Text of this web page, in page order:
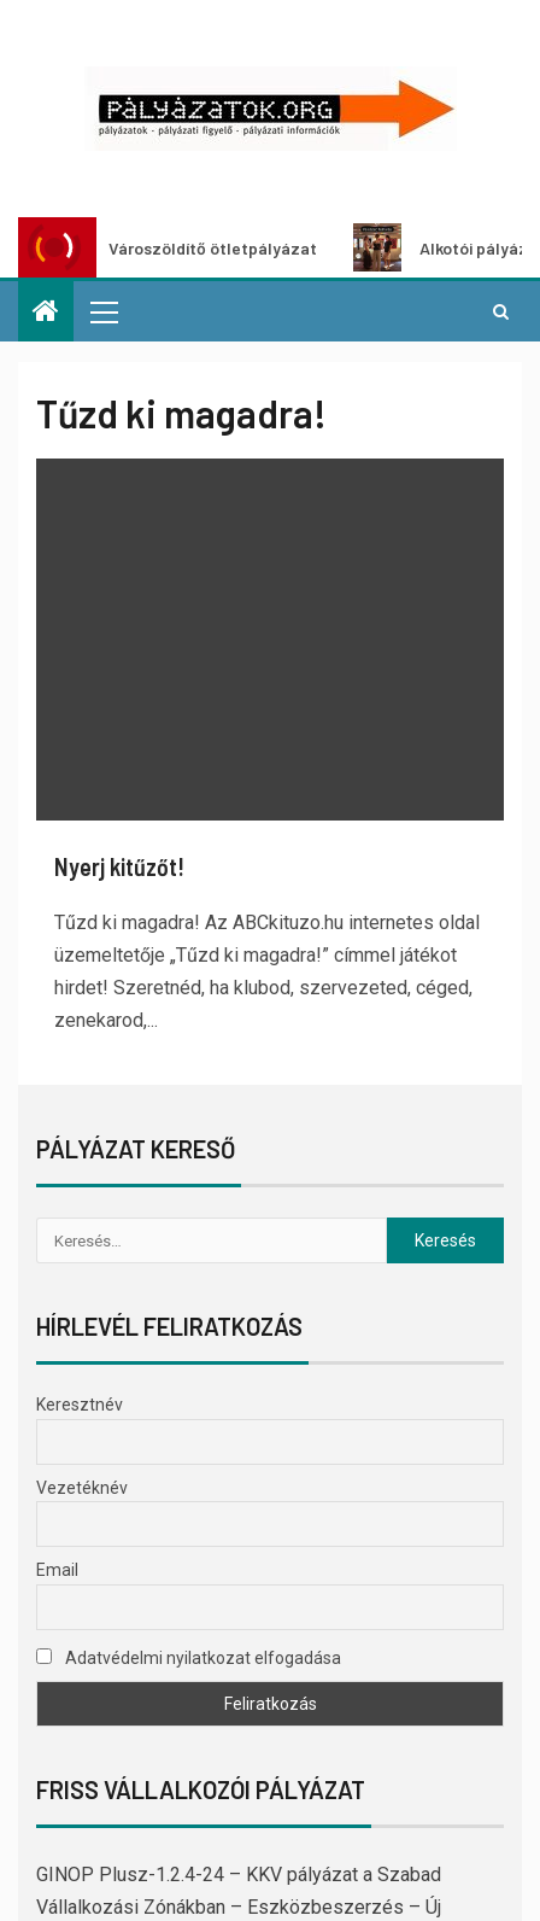
Városzöldítő ötletpályázat Alkotói pályázat
Tűzd ki magadra!
Nyerj kitűzőt!
Tűzd ki magadra! Az ABCkituzo.hu internetes oldal
üzemeltetője „Tűzd ki magadra!” címmel játékot
hirdet! Szeretnéd, ha klubod, szervezeted, céged,
zenekarod,...
PÁLYÁZAT KERESŐ
HÍRLEVÉL FELIRATKOZÁS
Keresztnév
Vezetéknév
Email
Adatvédelmi nyilatkozat elfogadása
FRISS VÁLLALKOZÓI PÁLYÁZAT
GINOP Plusz-1.2.4-24 – KKV pályázat a Szabad
Vállalkozási Zónákban – Eszközbeszerzés – Új